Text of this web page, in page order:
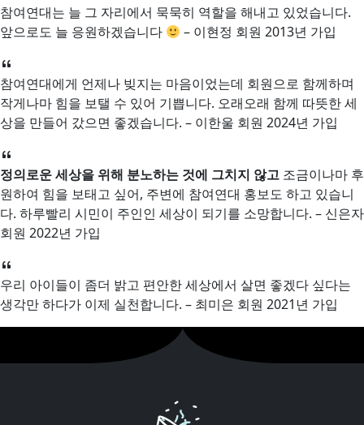
참여연대는 늘 그 자리에서 묵묵히 역할을 해내고 있었습니다.
앞으로도 늘 응원하겠습니다
– 이현정 회원 2013년 가입
참여연대에게 언제나 빚지는 마음이었는데 회원으로 함께하며
작게나마 힘을 보탤 수 있어 기쁩니다. 오래오래 함께 따뜻한 세
상을 만들어 갔으면 좋겠습니다. – 이한울 회원 2024년 가입
정의로운 세상을 위해 분노하는 것에 그치지 않고 조금이나마 후
원하여 힘을 보태고 싶어, 주변에 참여연대 홍보도 하고 있습니
다. 하루빨리 시민이 주인인 세상이 되기를 소망합니다. – 신은자
회원 2022년 가입
우리 아이들이 좀더 밝고 편안한 세상에서 살면 좋겠다 싶다는
생각만 하다가 이제 실천합니다. – 최미은 회원 2021년 가입